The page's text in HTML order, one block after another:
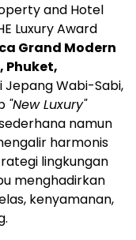
and Hotel
Luxury Award
Grand Modern
Phuket,
Jepang Wabi-Sabi,
"New Luxury"
namun
harmonis
lingkungan
menghadirkan
kenyamanan,